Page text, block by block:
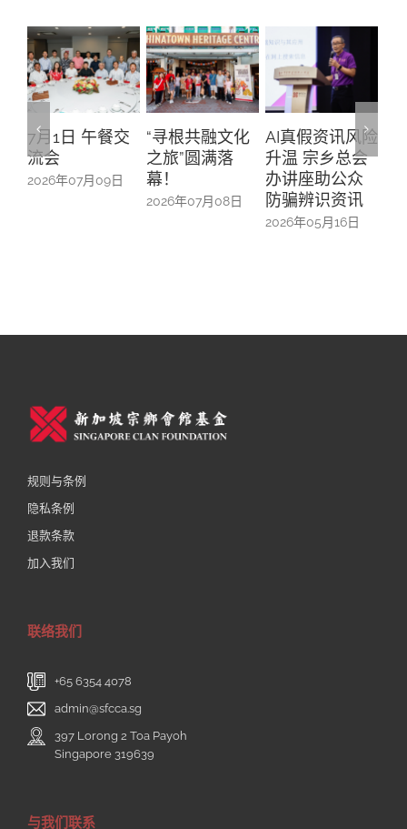
“寻根共融文化
之旅”圆满落
幕！
AI真假资讯风险
升温 宗乡总会
办讲座助公众
防骗辨识资讯
活动管理和社
交媒体运营
2026年03月26日
规则与条例
隐私条例
退款条款
加入我们
联络我们
+65 6354 4078
admin@sfcca.sg
397 Lorong 2 Toa Payoh
Singapore 319639
与我们联系